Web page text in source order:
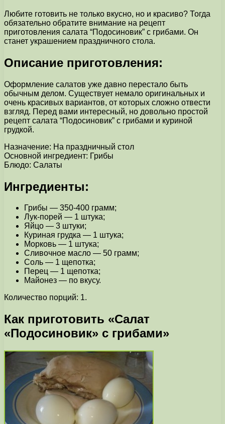
Любите готовить не только вкусно, но и красиво? Тогда
обязательно обратите внимание на рецепт
приготовления салата “Подосиновик” с грибами. Он
станет украшением праздничного стола.
Описание приготовления:
Оформление салатов уже давно перестало быть
обычным делом. Существует немало оригинальных и
очень красивых вариантов, от которых сложно отвести
взгляд. Перед вами интересный, но довольно простой
рецепт салата “Подосиновик” с грибами и куриной
грудкой.
Назначение: На праздничный стол
Основной ингредиент: Грибы
Блюдо: Салаты
Ингредиенты:
Грибы — 350-400 грамм;
Лук-порей — 1 штука;
Яйцо — 3 штуки;
Куриная грудка — 1 штука;
Морковь — 1 штука;
Сливочное масло — 50 грамм;
Соль — 1 щепотка;
Перец — 1 щепотка;
Майонез — по вкусу.
Количество порций: 1.
Как приготовить «Салат
«Подосиновик» с грибами»